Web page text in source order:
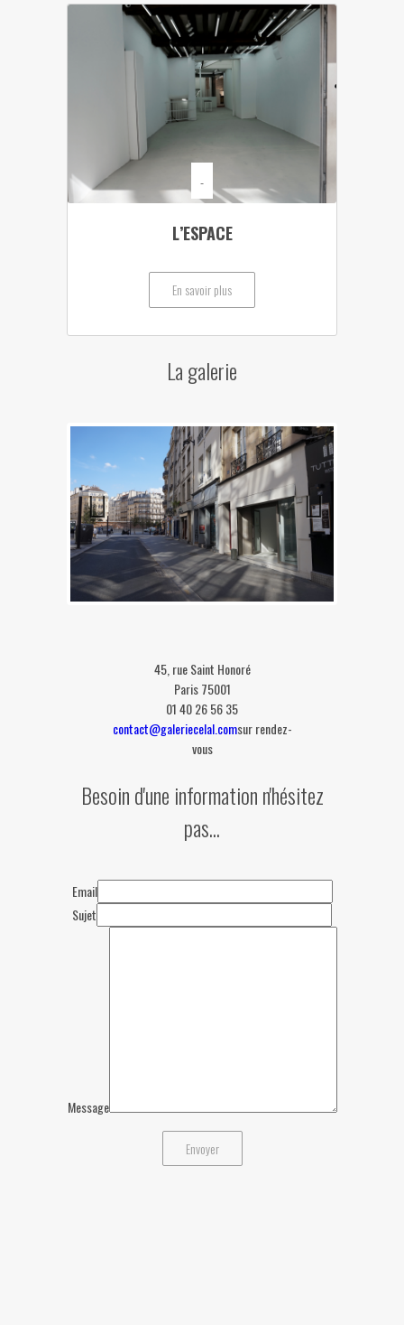
-
L’ESPACE
En savoir plus
La galerie
45, rue Saint Honoré
Paris 75001
01 40 26 56 35
contact@galeriecelal.comsur rendez-
vous
Besoin d'une information n'hésitez
pas...
Email
Sujet
Message